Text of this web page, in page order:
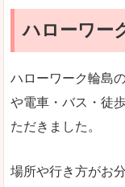
ハローワー
ハローワーク輪島
や電車・バス・徒
ただきました。
場所や行き方がお